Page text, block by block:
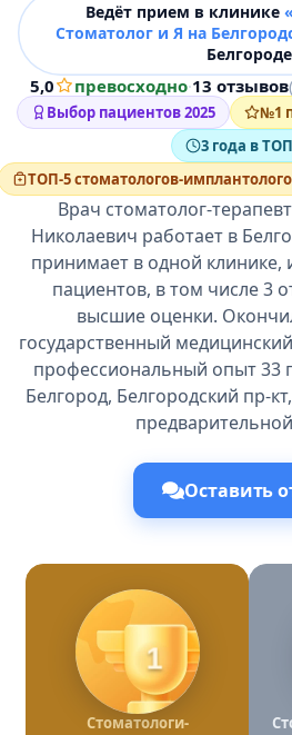
Ведёт прием в клинике
Стоматолог и Я на
Белгороде
5,0 превосходно·13 отзывов
Выбор пациентов 2025
№1
3 года в
ТОП-5 стоматологов-
Врач стоматолог-
Николаевич работает в
принимает в одной клинике,
пациентов, в том числе 3
высшие оценки.
государственный
профессиональный опыт 33
Белгород, Белгородский пр-
Оставить
1
Стоматологи-